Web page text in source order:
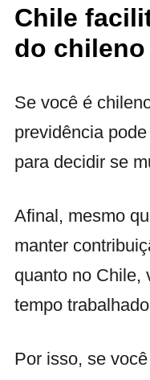
Chile
do
Se você é
previdência
para decidir se
Afinal, mesmo
manter
quanto no Chile,
tempo
Por isso, se